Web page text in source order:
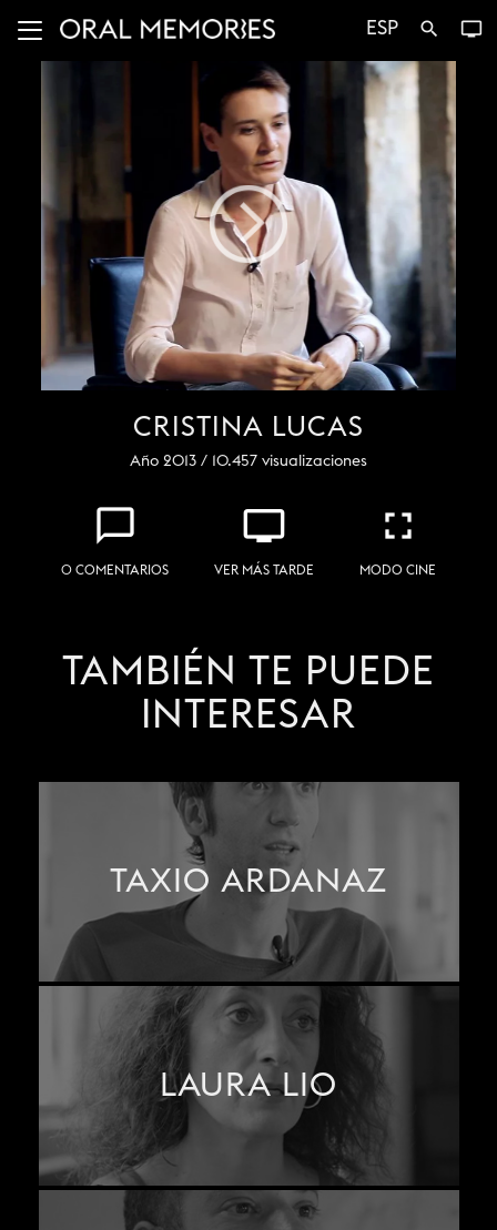
ESP search tv
CRISTINA LUCAS
Año 2013 / 10.457 visualizaciones
chat_bubble_outline
0 COMENTARIOS
personal_video
VER MÁS TARDE
fullscreen
MODO CINE
TAMBIÉN TE PUEDE
INTERESAR
TAXIO ARDANAZ
LAURA LIO